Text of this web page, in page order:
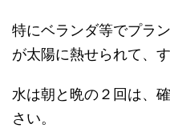
特にベランダ等でプラ
が太陽に熱せられて、
水は朝と晩の２回は、
さい。